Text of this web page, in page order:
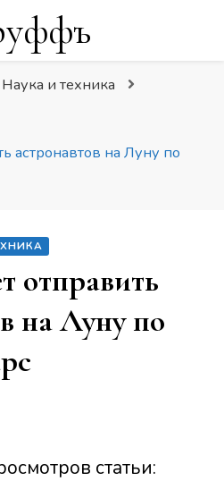
Наука и техника
астронавтов на Луну по
отправить
на Луну по
статьи: